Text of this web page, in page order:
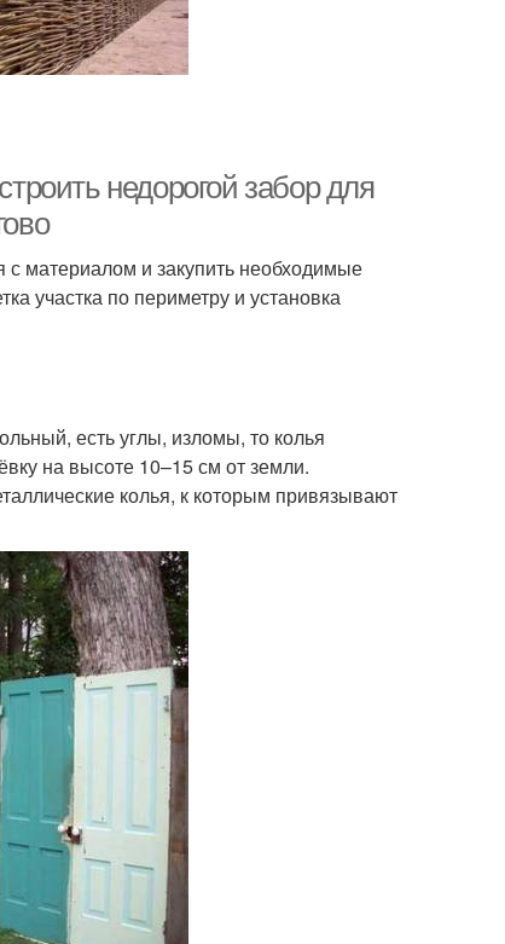
недорогой забор для
с материалом и закупить необходимые
участка по периметру и установка
есть углы, изломы, то колья
на высоте 10–15 см от земли.
колья, к которым привязывают